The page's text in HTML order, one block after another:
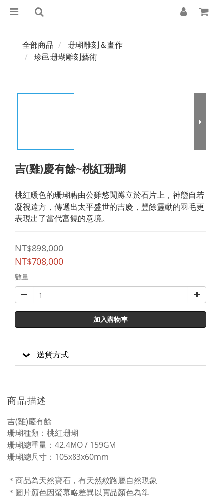
全部商品
珊瑚雕刻＆畫作
珍邑珊瑚雕刻藝術
吉(雞)慶有餘~桃紅珊瑚
桃紅暖色的珊瑚藉由公雞悠閒蹲立於石片上，神態自若
凝視遠方，傳遞出太平盛世的吉慶，豐餘靈動的羽毛更
表現出了當代富饒的意境。
NT$898,000
NT$708,000
數量
加入購物車
送貨方式
商品描述
吉(雞)慶有餘
珊瑚種類：桃紅珊瑚
珊瑚總重量：42.4MO / 159GM
珊瑚總尺寸：105x83x60mm
＊商品為天然寶石，有天然紋路屬自然現象
＊圖片顏色因螢幕略差異以實品顏色為準